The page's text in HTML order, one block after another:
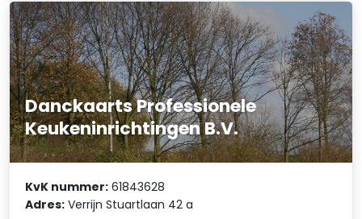
Danckaarts Professionele
Keukeninrichtingen B.V.
KvK nummer: 61843628
Adres: Verrijn Stuartlaan 42 a